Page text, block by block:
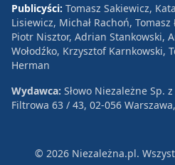
Publicyści: Tomasz Sakiewicz,
Lisiewicz, Michał Rachoń,
Piotr Nisztor, Adrian Stankowski,
Wołodźko, Krzysztof Karnkowski,
Herman
Wydawca: Słowo Niezależne Sp.
Filtrowa 63 / 43, 02-056
© 2026 Niezależna.pl.